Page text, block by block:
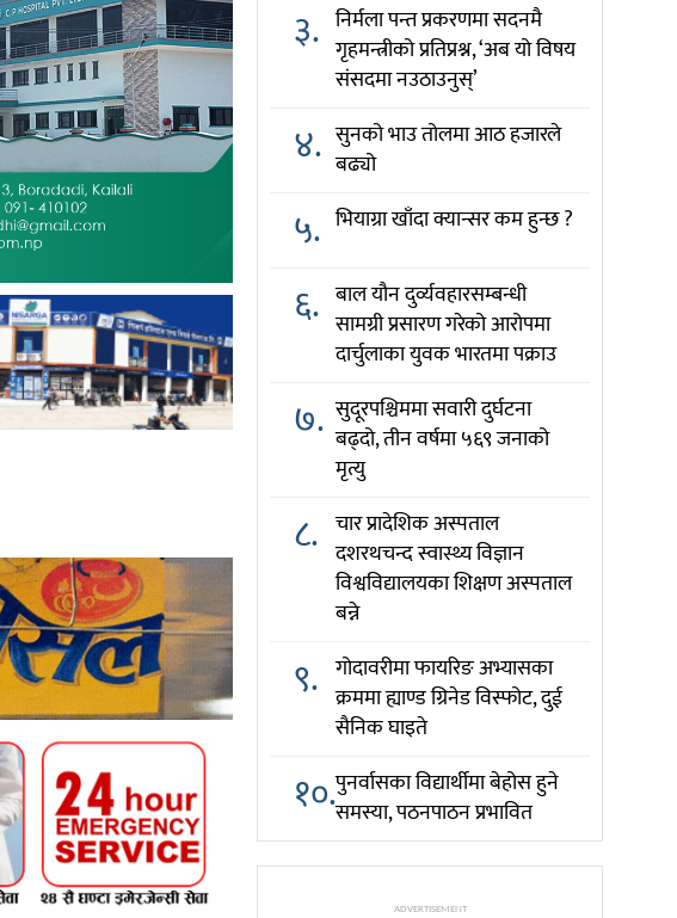
३. निर्मला पन्त प्रकरणमा सदनमै
गृहमन्त्रीको प्रतिप्रश्न, ‘अब यो विषय
संसदमा नउठाउनुस्’
४. सुनको भाउ तोलमा आठ हजारले
बढ्यो
५. भियाग्रा खाँदा क्यान्सर कम हुन्छ ?
६. बाल यौन दुर्व्यवहारसम्बन्धी
सामग्री प्रसारण गरेको आरोपमा
दार्चुलाका युवक भारतमा पक्राउ
७. सुदूरपश्चिममा सवारी दुर्घटना
बढ्दो, तीन वर्षमा ५६९ जनाको
मृत्यु
८. चार प्रादेशिक अस्पताल
दशरथचन्द स्वास्थ्य विज्ञान
विश्वविद्यालयका शिक्षण अस्पताल
बन्ने
९. गोदावरीमा फायरिङ अभ्यासका
क्रममा ह्याण्ड ग्रिनेड विस्फोट, दुई
सैनिक घाइते
१०.पुनर्वासका विद्यार्थीमा बेहोस हुने
समस्या, पठनपाठन प्रभावित
ADVERTISEMENT